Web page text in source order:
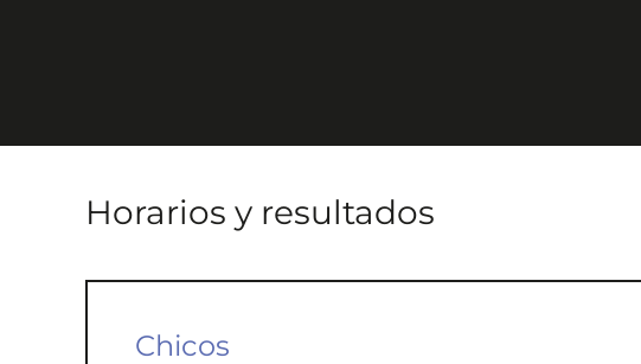
Horarios y resultados
Chicos